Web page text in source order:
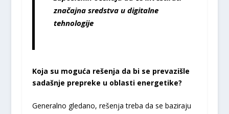
značajna sredstva u digitalne
tehnologije
Koja su moguća rešenja da bi se prevazišle
sadašnje prepreke u oblasti energetike?
Generalno gledano, rešenja treba da se baziraju